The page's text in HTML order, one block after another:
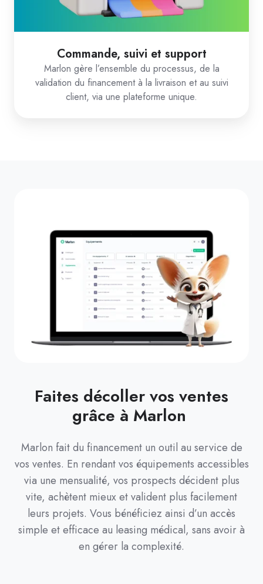
Commande, suivi et support
Marlon gère l’ensemble du processus, de la
validation du financement à la livraison et au suivi
client, via une plateforme unique.
Faites décoller vos ventes
grâce à Marlon
Marlon fait du financement un outil au service de
vos ventes. En rendant vos équipements accessibles
via une mensualité, vos prospects décident plus
vite, achètent mieux et valident plus facilement
leurs projets. Vous bénéficiez ainsi d’un accès
simple et efficace au leasing médical, sans avoir à
en gérer la complexité.